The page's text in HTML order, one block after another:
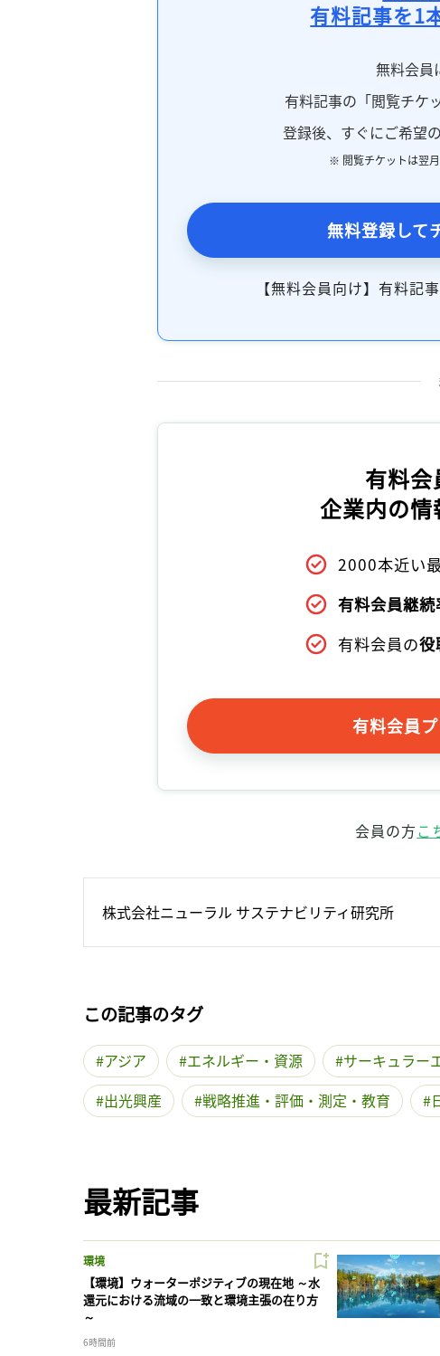
有料記事を1
無料会員
有料記事の「閲覧チケ
登録後、すぐにご希望
※ 閲覧チケットは翌月
無料登録して
【無料会員向け】有料記
有料
企業内の
2000本近い
有料会員継
有料会員の役
有料会員
会員の方こ
株式会社ニューラル サステナビリティ研究所
この記事のタグ
アジア エネルギー・資源 サーキュラー
出光興産
戦略推進・評価・測定・教育
最新記事
環境
【環境】ウォーターポジティブの現在地 ～水
還元における流域の一致と環境主張の在り方
～
6時間前